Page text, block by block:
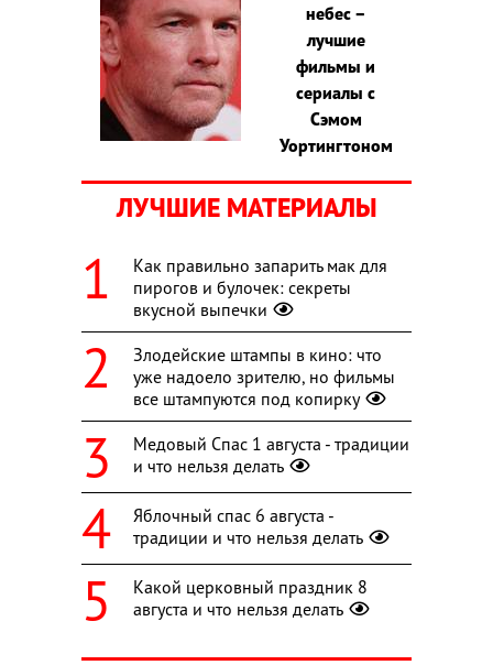
небес –
лучшие
фильмы и
сериалы с
Сэмом
Уортингтоном
ЛУЧШИЕ МАТЕРИАЛЫ
Как правильно запарить мак для
пирогов и булочек: секреты
вкусной выпечки
Злодейские штампы в кино: что
уже надоело зрителю, но фильмы
все штампуются под копирку
Медовый Спас 1 августа - традиции
и что нельзя делать
Яблочный спас 6 августа -
традиции и что нельзя делать
Какой церковный праздник 8
августа и что нельзя делать